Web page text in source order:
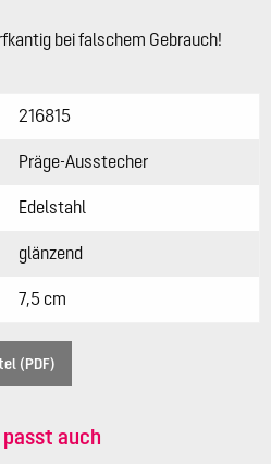
bei falschem Gebrauch!
216815
Präge-Ausstecher
Edelstahl
glänzend
7,5 cm
(PDF)
passt auch